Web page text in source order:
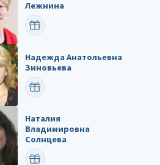
Лежнина
ПОЗДРАВИТЬ
Надежда Анатольевна
Зиновьева
ПОЗДРАВИТЬ
Наталия
Владимировна
Солнцева
ПОЗДРАВИТЬ